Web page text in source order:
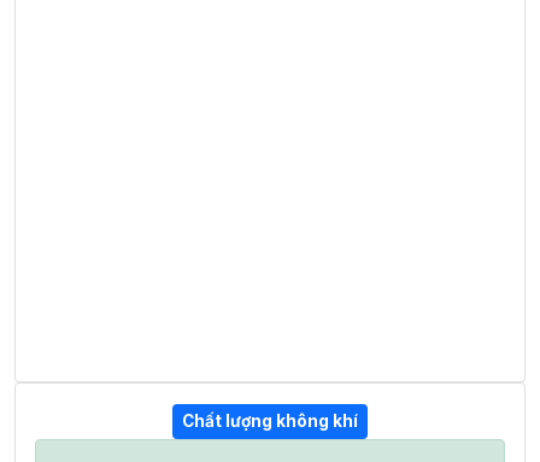
Chất lượng không khí